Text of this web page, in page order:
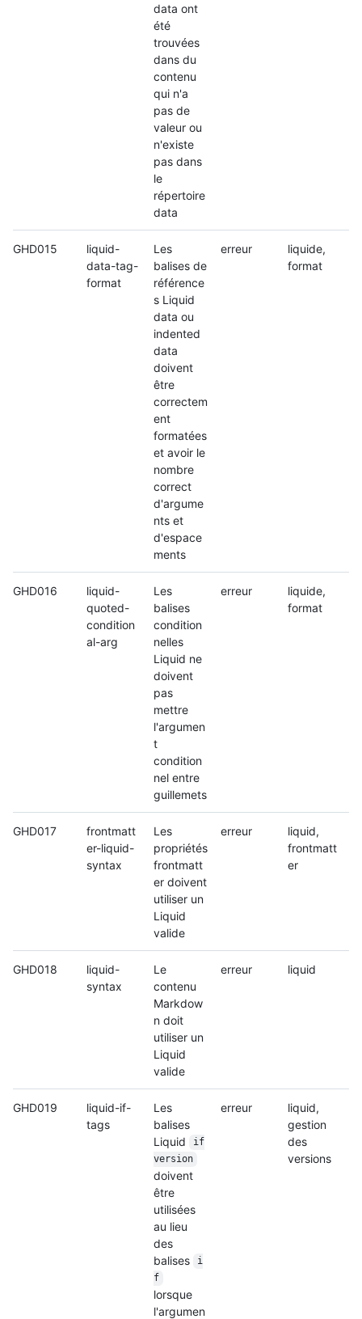
data ont
été
trouvées
dans du
contenu
qui n'a
pas de
valeur ou
n'existe
pas dans
le
répertoire
data
GHD015
liquid-
data-tag-
format
Les
balises de
référence
s Liquid
data ou
indented
data
doivent
être
correctem
ent
formatées
et avoir le
nombre
correct
d'argume
nts et
d'espace
ments
erreur
liquide,
format
GHD016
liquid-
quoted-
condition
al-arg
Les
balises
condition
nelles
Liquid ne
doivent
pas
mettre
l'argumen
t
condition
nel entre
guillemets
erreur
liquide,
format
GHD017
frontmatt
er-liquid-
syntax
Les
propriétés
frontmatt
er doivent
utiliser un
Liquid
valide
erreur
liquid,
frontmatt
er
GHD018
liquid-
syntax
Le
contenu
Markdow
n doit
utiliser un
Liquid
valide
erreur liquid
GHD019
liquid-if-
tags
Les
balises
Liquid
if
version
doivent
être
utilisées
au lieu
des
balises
i
f
lorsque
l'argumen
erreur
liquid,
gestion
des
versions